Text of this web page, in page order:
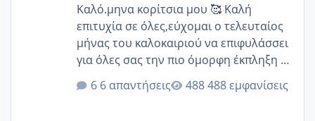
Καλό.μηνα κορίτσια μου 🥰 Καλή
επιτυχία σε όλες,εύχομαι ο τελευταίος
μήνας του καλοκαιριού να επιφυλάσσει
για όλες σας την πιο όμορφη έκπληξη 🧿
@Elk @Melikara86 @Παρασκευαιδου
@Zenia z @melitiniღ @Christi.D.
6 απαντήσεις 488 εμφανίσεις